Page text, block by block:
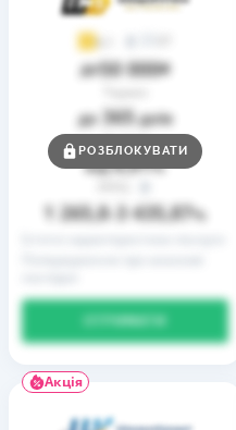
4,1
до50 000₴
до 365днів
Ставка
від0,01%
1 265,8 3 435,87%
РОЗБЛОКУВАТИ
Акція